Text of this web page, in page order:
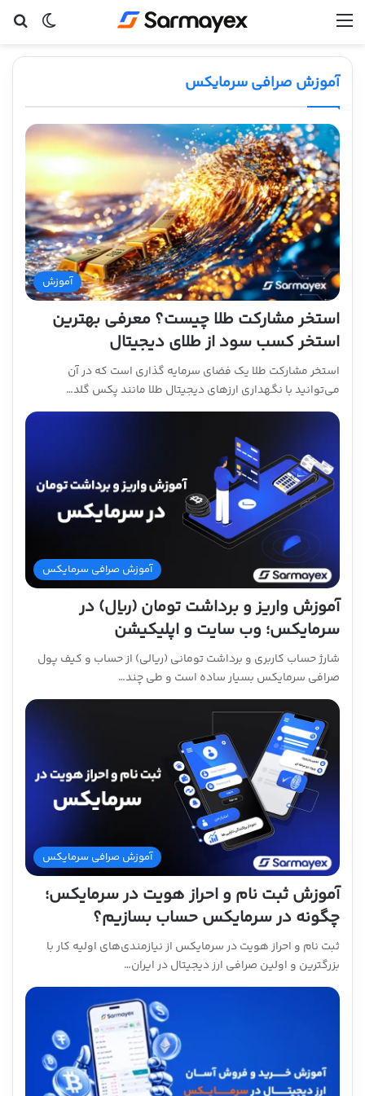
آموزش صرافی سرمایکس
آموزش
استخر مشارکت طلا چیست؟ معرفی بهترین
استخر کسب سود از طلای دیجیتال
استخر مشارکت طلا یک فضای سرمایه گذاری است که در آن
می‌توانید با نگهداری ارزهای دیجیتال طلا مانند پکس گلد…
آموزش صرافی سرمایکس
آموزش واریز و برداشت تومان (ریال) در
سرمایکس؛ وب سایت و اپلیکیشن
شارژ حساب کاربری و برداشت تومانی (ریالی) از حساب و کیف پول
صرافی سرمایکس بسیار ساده است و طی چند…
آموزش صرافی سرمایکس
آموزش ثبت نام و احراز هویت در سرمایکس؛
چگونه در سرمایکس حساب بسازیم؟
ثبت نام و احراز هویت در سرمایکس از نیازمندی‌های اولیه کار با
بزرگترین و اولین صرافی ارز دیجیتال در ایران…